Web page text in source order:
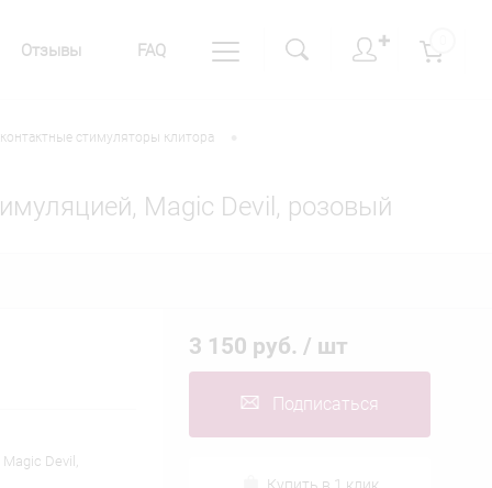
Отзывы FAQ
✚
стимуляторы клитора
Magic Devil, розовый
Devil,
3 150 руб. / шт
Подписаться